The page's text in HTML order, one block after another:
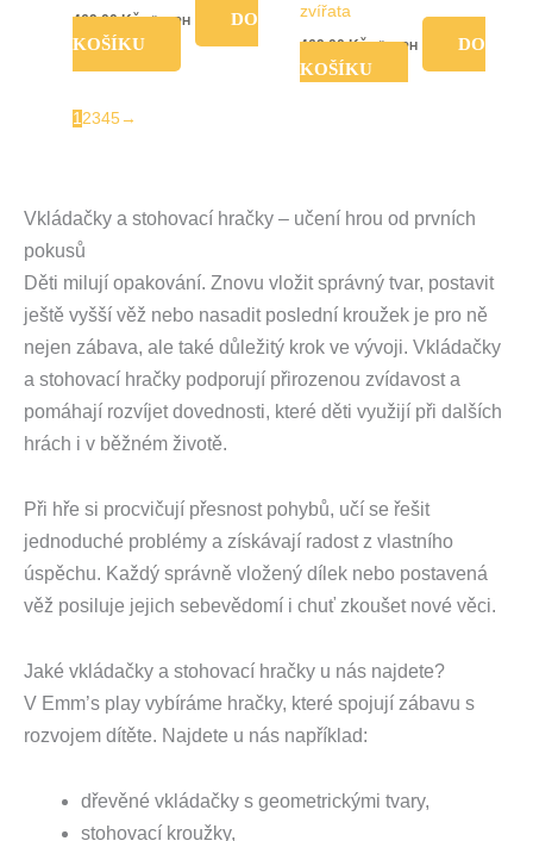
469,00Kč vč. DPH
DO
KOŠÍKU
zvířata
469,00Kč vč. DPH
DO
KOŠÍKU
12345→
Vkládačky a stohovací hračky – učení hrou od prvních
pokusů
Děti milují opakování. Znovu vložit správný tvar, postavit
ještě vyšší věž nebo nasadit poslední kroužek je pro ně
nejen zábava, ale také důležitý krok ve vývoji. Vkládačky
a stohovací hračky podporují přirozenou zvídavost a
pomáhají rozvíjet dovednosti, které děti využijí při dalších
hrách i v běžném životě.
Při hře si procvičují přesnost pohybů, učí se řešit
jednoduché problémy a získávají radost z vlastního
úspěchu. Každý správně vložený dílek nebo postavená
věž posiluje jejich sebevědomí i chuť zkoušet nové věci.
Jaké vkládačky a stohovací hračky u nás najdete?
V Emm’s play vybíráme hračky, které spojují zábavu s
rozvojem dítěte. Najdete u nás například:
dřevěné vkládačky s geometrickými tvary,
stohovací kroužky,